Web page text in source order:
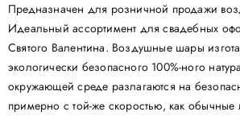
Политика
Предназначен для розничной продажи
Идеальный ассортимент для свадебных
Святого Валентина. Воздушные шары
экологически безопасного 100%-ного
окружающей среде разлагаются на
примерно с той-же скоростью, как обычные